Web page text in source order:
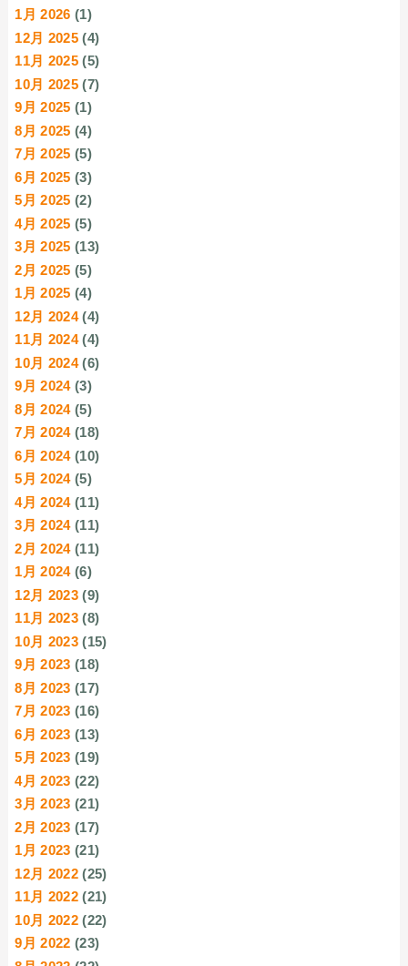
1月 2026 (1)
12月 2025 (4)
11月 2025 (5)
10月 2025 (7)
9月 2025 (1)
8月 2025 (4)
7月 2025 (5)
6月 2025 (3)
5月 2025 (2)
4月 2025 (5)
3月 2025 (13)
2月 2025 (5)
1月 2025 (4)
12月 2024(4)
11月 2024(4)
10月 2024(6)
9月 2024(3)
8月 2024(5)
7月 2024(18)
6月 2024(10)
5月 2024(5)
4月 2024(11)
3月 2024(11)
2月 2024(11)
1月 2024(6)
12月 2023 (9)
11月 2023 (8)
10月 2023 (15)
9月 2023 (18)
8月 2023 (17)
7月 2023 (16)
6月 2023 (13)
5月 2023 (19)
4月 2023 (22)
3月 2023 (21)
2月 2023 (17)
1月 2023 (21)
12月 2022 (25)
11月 2022 (21)
10月 2022 (22)
9月 2022 (23)